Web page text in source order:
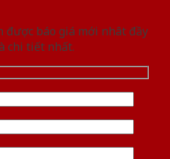
báo giá mới nhât đầy
chi tiết nhất.